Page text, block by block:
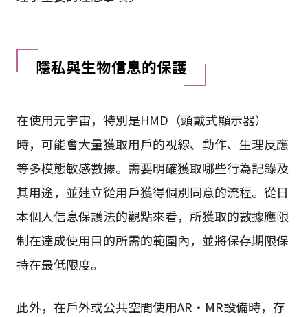
隱私與生物信息的保護
在使用元宇宙，特別是HMD（頭戴式顯示器）
時，可能會大量獲取用戶的視線、動作、生理反應
等多模態敏感數據。需要明確獲取哪些行為記錄及
其用途，並建立從用戶獲得個別同意的流程。從日
本個人信息保護法的觀點來看，所獲取的數據應限
制在達成使用目的所需的範圍內，並將保存期限保
持在最低限度。
此外，在戶外或公共空間使用AR・MR設備時，存